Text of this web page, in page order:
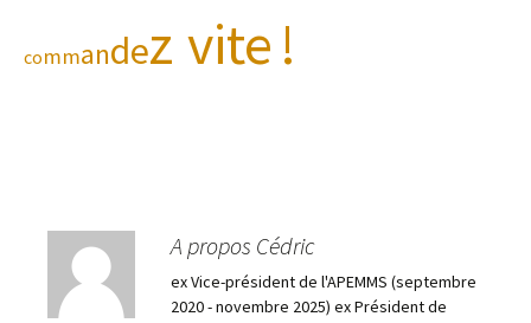
commandez vite !
A propos Cédric
ex Vice-président de l'APEMMS (septembre
2020 - novembre 2025) ex Président de